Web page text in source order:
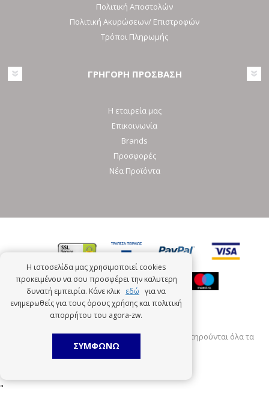
Πολιτική Αποστολών
Πολιτική Ακυρώσεων/ Επιστροφών
Τρόποι Πληρωμής
ΓΡΗΓΟΡΗ ΠΡΟΣΒΑΣΗ
Η εταιρεία μας
Επικοινωνία
Brands
Προσφορές
Νέα Προϊόντα
Πνευματική ιδιοκτησία © 2026 Agora-zw.Gr. Διατηρούνται όλα τα
πνευματικά δικαιώματα.
Developed byNopservices.com
Η ιστοσελίδα μας χρησιμοποιεί cookies
προκειμένου να σου προσφέρει την καλυτερη
δυνατή εμπειρία. Κάνε κλικ εδώ για να
ενημερωθείς για τους όρους χρήσης και πολιτική
απορρήτου του agora-zw.
ΣΥΜΦΩΝΩ
"